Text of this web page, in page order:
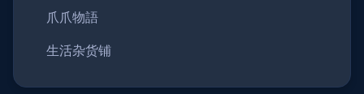
爪爪物語
生活杂货铺